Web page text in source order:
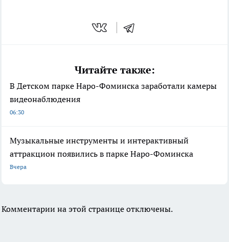
Читайте также:
В Детском парке Наро-Фоминска заработали камеры
видеонаблюдения
06:30
Музыкальные инструменты и интерактивный
аттракцион появились в парке Наро-Фоминска
Вчера
Комментарии на этой странице отключены.